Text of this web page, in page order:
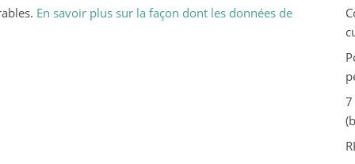
En savoir plus sur la façon dont les données de
7